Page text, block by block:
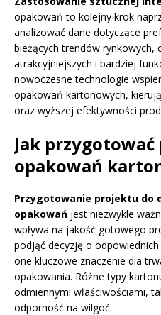
opakowań to kolejny krok
analizować dane dotyczące
bieżących trendów
atrakcyjniejszych i bardziej
nowoczesne technologie
opakowań kartonowych,
oraz wyższej efektywności
Jak
opakowań
Przygotowanie projektu do
opakowań jest niezwykle
wpływa na jakość gotowego
podjąć decyzję o
one kluczowe znaczenie dla
opakowania. Różne typy
odmiennymi właściwościami,
odporność na wilgoć.